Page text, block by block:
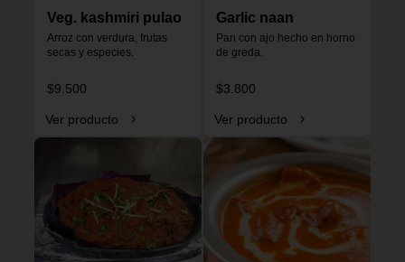
Veg. kashmiri pulao
Arroz con verdura, frutas
secas y especies.
$9.500
Ver producto
Garlic naan
Pan con ajo hecho en horno
de greda.
$3.800
Ver producto